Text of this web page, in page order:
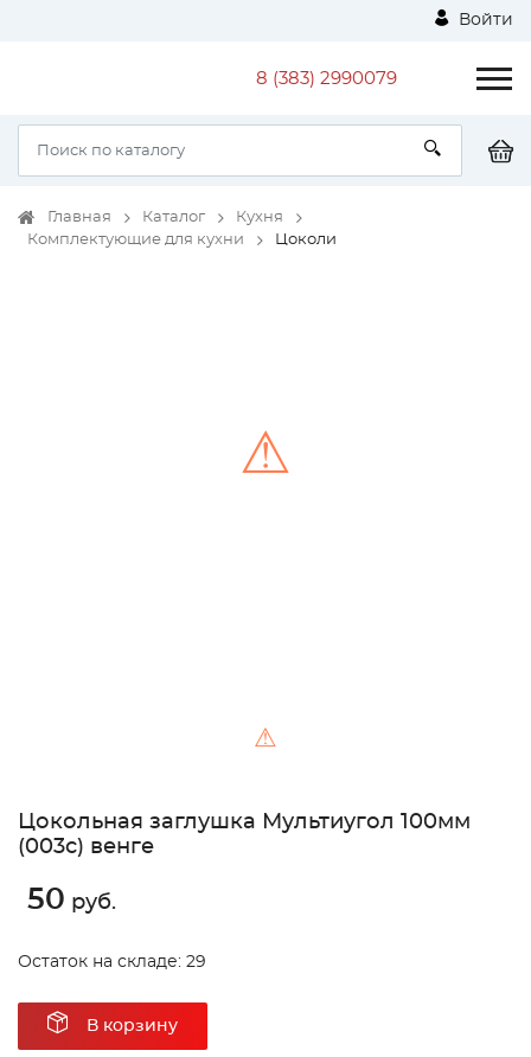
Войти
8 (383) 2990079
Главная Каталог
Кухня
Комплектующие для кухни
Цоколи
⚠
⚠
Цокольная заглушка Мультиугол 100мм
(003с) венге
50 руб.
Остаток на складе: 29
В корзину